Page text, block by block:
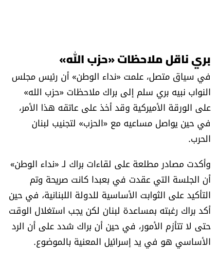
بري ناقل ملاحظات «حزب الله»
في سياق متصل، علمت «نداء الوطن» أن رئيس مجلس
النواب نبيه بري سلم إلى براك ملاحظات «حزب الله»
على الورقة الأميركية وقد أخذ على عاتقه هذا الأمر،
في حين يواصل مساعيه مع «الحزب» لتجنيب لبنان
الحرب.
وأكدت مصادر مطلعة على لقاءات براك لـ «نداء الوطن»
أن الجلسة التي عقدت في بعبدا كانت صريحة وتم
التأكيد على الثوابت الأساسية للدولة اللبنانية، في حين
أكد براك رغبته بمساعدة لبنان لكن يجب استغلال الوقت
حتى لا تتأزم الأمور، في حين أن براك شدد على أن الرد
الأساسي هو في يد إسرائيل المعنية بالموضوع.